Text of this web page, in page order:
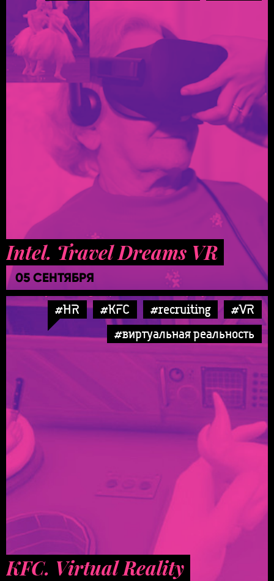
Intel. Travel Dreams VR
05 СЕНТЯБРЯ
#HR #KFC #recruiting
#VR
#виртуальная реальность
KFC. Virtual Reality